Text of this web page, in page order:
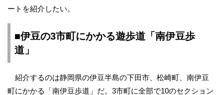
ートを紹介したい。
■伊豆の3市町にかかる遊歩道「南伊豆歩
道」
紹介するのは静岡県の伊豆半島の下田市、松崎町、南伊豆
町にかかる「南伊豆歩道」だ。3市町に全部で10のセクション